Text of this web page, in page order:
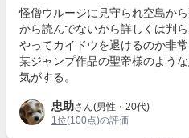
怪僧ウルージに見守られ空島か
から読んでないから詳しくは判
やってカイドウを退けるのか非常
某ジャンプ作品の聖帝様のよう
気がする。
忠助さん(男性・20代)
1位(100点)の評価